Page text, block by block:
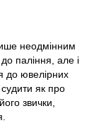
неодмінним
паління, але і
до ювелірних
як про
звички,